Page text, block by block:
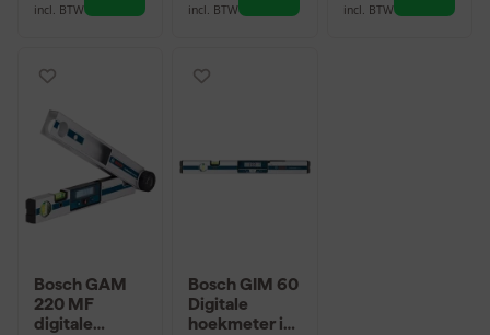
incl. BTW incl. BTW incl. BTW
Bosch GAM
220 MF
digitale
Bosch GIM 60
Digitale
hoekmeter in